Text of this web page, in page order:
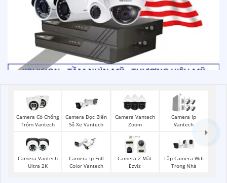
Camera Có Chống
Trộm Vantech
Camera Đọc Biển
Số Xe Vantech
Camera Vantech
Zoom
Camera Ip
Vantech
Camera Vantech
Ultra 2K
Camera Ip Full
Color Vantech
Camera 2 Mắt
Ezviz
Lắp Camera Wifi
Trong Nhà